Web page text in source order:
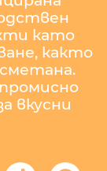
като
както
вкусни